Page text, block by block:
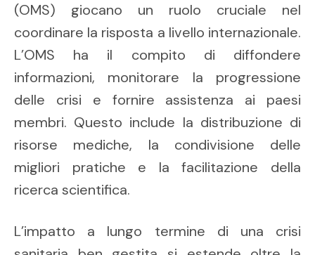
(OMS) giocano un ruolo cruciale nel
coordinare la risposta a livello internazionale.
L’OMS ha il compito di diffondere
informazioni, monitorare la progressione
delle crisi e fornire assistenza ai paesi
membri. Questo include la distribuzione di
risorse mediche, la condivisione delle
migliori pratiche e la facilitazione della
ricerca scientifica.
L’impatto a lungo termine di una crisi